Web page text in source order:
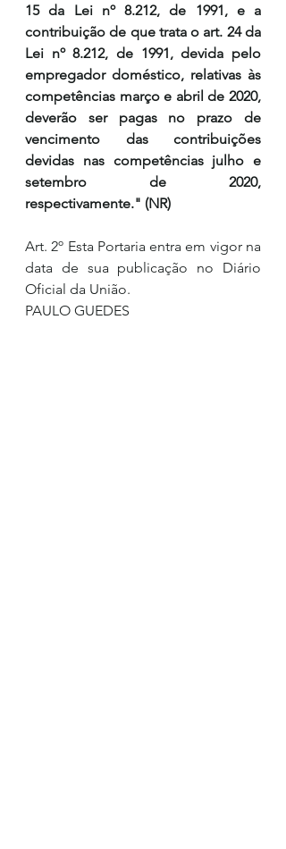
15 da Lei nº 8.212, de 1991, e a
contribuição de que trata o art. 24 da
Lei nº 8.212, de 1991, devida pelo
empregador doméstico, relativas às
competências março e abril de 2020,
deverão ser pagas no prazo de
vencimento das contribuições
devidas nas competências julho e
setembro de 2020,
respectivamente." (NR)
Art. 2º Esta Portaria entra em vigor na
data de sua publicação no Diário
Oficial da União.
PAULO GUEDES